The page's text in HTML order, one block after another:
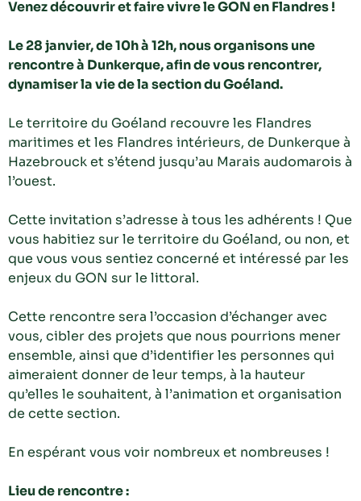
Venez découvrir et faire vivre le GON en Flandres !
Le 28 janvier, de 10h à 12h, nous organisons une
rencontre à Dunkerque, afin de vous rencontrer,
dynamiser la vie de la section du Goéland.
Le territoire du Goéland recouvre les Flandres
maritimes et les Flandres intérieurs, de Dunkerque à
Hazebrouck et s’étend jusqu’au Marais audomarois à
l’ouest.
Cette invitation s’adresse à tous les adhérents ! Que
vous habitiez sur le territoire du Goéland, ou non, et
que vous vous sentiez concerné et intéressé par les
enjeux du GON sur le littoral.
Cette rencontre sera l’occasion d’échanger avec
vous, cibler des projets que nous pourrions mener
ensemble, ainsi que d’identifier les personnes qui
aimeraient donner de leur temps, à la hauteur
qu’elles le souhaitent, à l’animation et organisation
de cette section.
En espérant vous voir nombreux et nombreuses !
Lieu de rencontre :